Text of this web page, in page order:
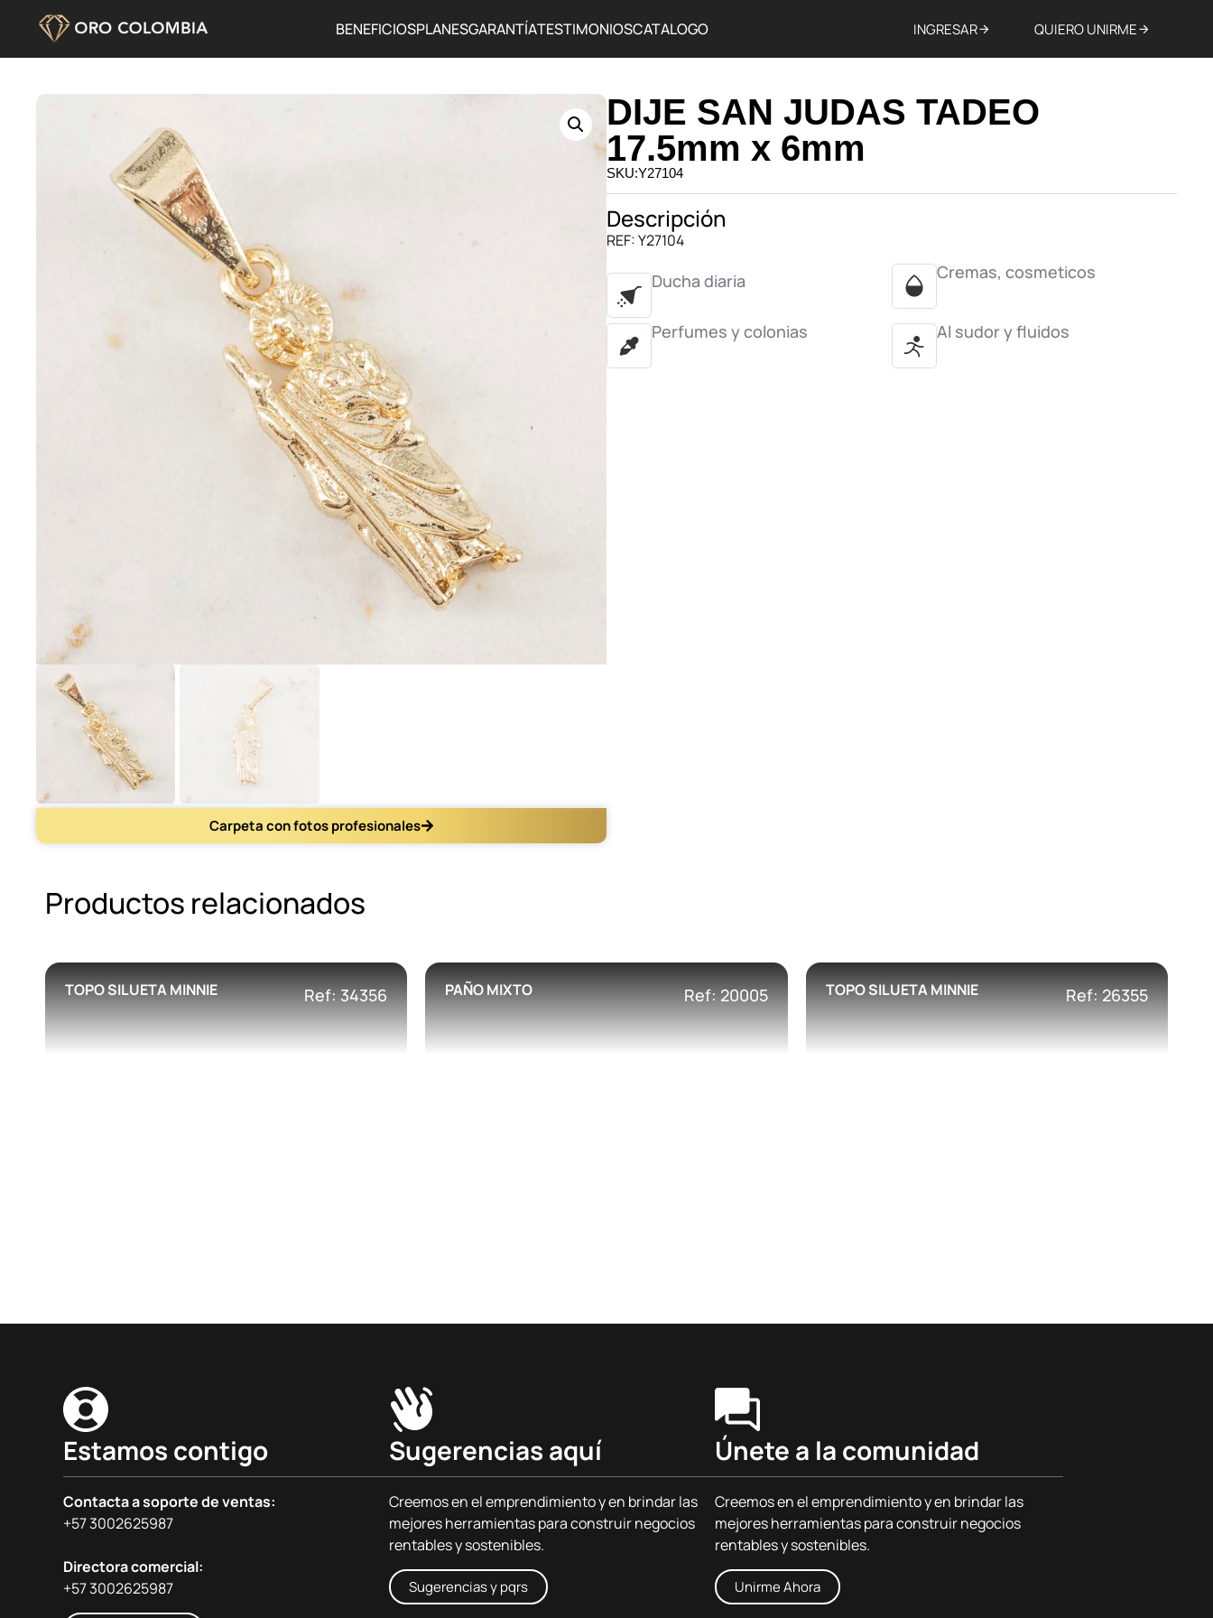
BENEFICIOSPLANESGARANTÍATESTIMONIOSCATALOGO INGRESAR QUIERO UNIRME
Carpeta con fotos profesionales
DIJE SAN JUDAS TADEO
17.5mm x 6mm
SKU:Y27104
Descripción
REF: Y27104
Ducha diaria Cremas, cosmeticos
Perfumes y colonias Al sudor y fluidos
Productos relacionados
TOPO SILUETA MINNIE Ref: 34356 PAÑO MIXTO Ref: 20005 TOPO SILUETA MINNIE Ref: 26355
Estamos contigo
Contacta a soporte de ventas:
+57 3002625987
Directora comercial:
+57 3002625987
Sugerencias aquí
Creemos en el emprendimiento y en brindar las
mejores herramientas para construir negocios
rentables y sostenibles.
Sugerencias y pqrs
Únete a la comunidad
Creemos en el emprendimiento y en brindar las
mejores herramientas para construir negocios
rentables y sostenibles.
Unirme Ahora